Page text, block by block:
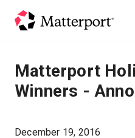
Lösungen
Produkte
Preise
Matterport
Winners -
December 19, 2016